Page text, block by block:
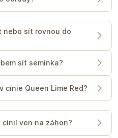
ve sponu 20
s co největším
sít rovnou do
sít semínka?
cínie Queen Lime Red?
cínií ven na záhon?